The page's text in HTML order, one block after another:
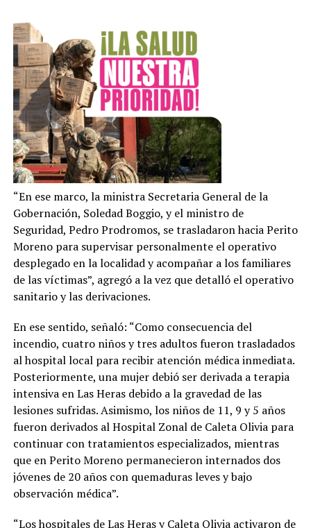
“En ese marco, la ministra Secretaria General de la
Gobernación, Soledad Boggio, y el ministro de
Seguridad, Pedro Prodromos, se trasladaron hacia Perito
Moreno para supervisar personalmente el operativo
desplegado en la localidad y acompañar a los familiares
de las víctimas”, agregó a la vez que detalló el operativo
sanitario y las derivaciones.
En ese sentido, señaló: “Como consecuencia del
incendio, cuatro niños y tres adultos fueron trasladados
al hospital local para recibir atención médica inmediata.
Posteriormente, una mujer debió ser derivada a terapia
intensiva en Las Heras debido a la gravedad de las
lesiones sufridas. Asimismo, los niños de 11, 9 y 5 años
fueron derivados al Hospital Zonal de Caleta Olivia para
continuar con tratamientos especializados, mientras
que en Perito Moreno permanecieron internados dos
jóvenes de 20 años con quemaduras leves y bajo
observación médica”.
“Los hospitales de Las Heras y Caleta Olivia activaron de